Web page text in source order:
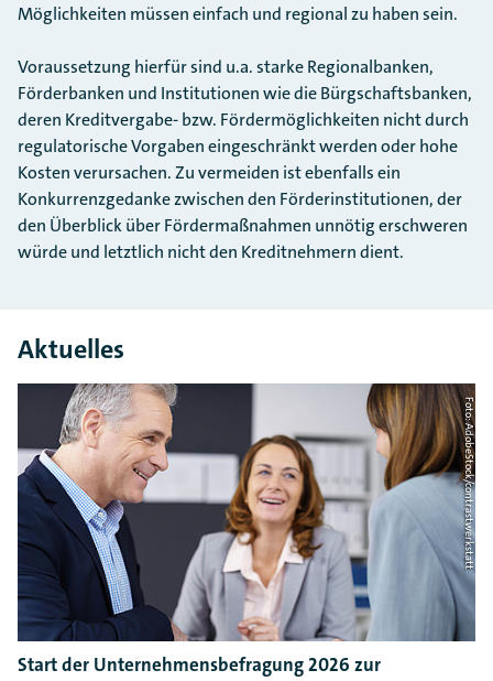
Möglichkeiten müssen einfach und regional zu haben sein.
Voraussetzung hierfür sind u.a. starke Regionalbanken,
Förderbanken und Institutionen wie die Bürgschaftsbanken,
deren Kreditvergabe- bzw. Fördermöglichkeiten nicht durch
regulatorische Vorgaben eingeschränkt werden oder hohe
Kosten verursachen. Zu vermeiden ist ebenfalls ein
Konkurrenzgedanke zwischen den Förderinstitutionen, der
den Überblick über Fördermaßnahmen unnötig erschweren
würde und letztlich nicht den Kreditnehmern dient.
Aktuelles
Foto: AdobeStock/contrastwerkstatt
Start der Unternehmensbefragung 2026 zur